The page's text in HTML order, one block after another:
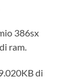
386sx
ram.
di